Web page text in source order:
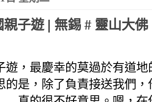
親子遊 | 無錫 # 靈山大佛
遊，最慶幸的莫過於有道
的是，除了負責接送我們